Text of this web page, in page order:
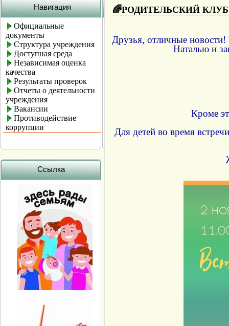
Навигация
Официальные
документы
Структура учреждения
Доступная среда
Независимая оценка
качества
Результаты проверок
Отчеты о деятельности
учреждения
Вакансии
Противодействие
коррупции
Ссылка
🌈РОДИТЕЛЬСКИЙ КЛУБ
Друзья, отличные новости!
Наталью и
Кроме
Для детей во время